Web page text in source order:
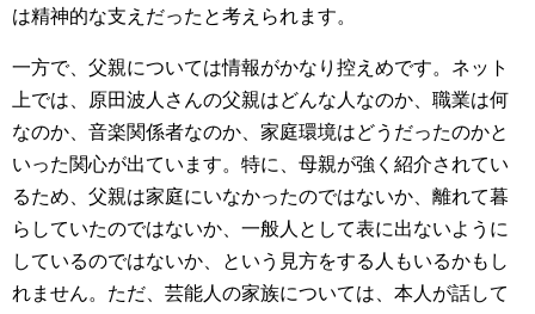
は精神的な支えだったと考えられます。
一方で、父親については情報がかなり控えめです。ネット
上では、原田波人さんの父親はどんな人なのか、職業は何
なのか、音楽関係者なのか、家庭環境はどうだったのかと
いった関心が出ています。特に、母親が強く紹介されてい
るため、父親は家庭にいなかったのではないか、離れて暮
らしていたのではないか、一般人として表に出ないように
しているのではないか、という見方をする人もいるかもし
れません。ただ、芸能人の家族については、本人が話して